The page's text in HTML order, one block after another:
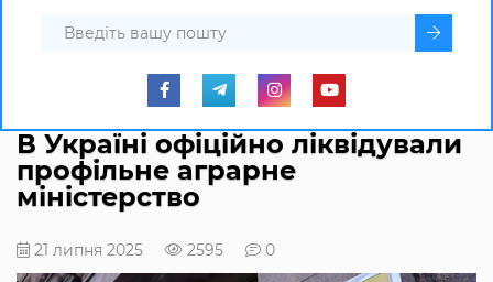
В Україні офіційно ліквідували
профільне аграрне
міністерство
21 липня 2025 2595 0